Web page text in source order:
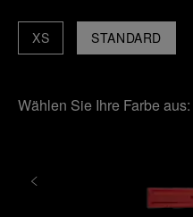
STANDARD
XS
Wählen Sie Ihre Farbe aus: